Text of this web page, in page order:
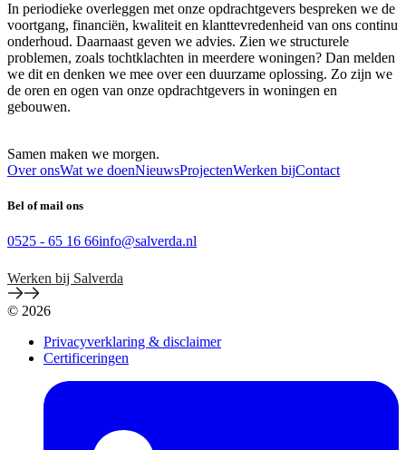
In periodieke overleggen met onze opdrachtgevers bespreken we de
voortgang, financiën, kwaliteit en klanttevredenheid van ons continu
onderhoud. Daarnaast geven we advies. Zien we structurele
problemen, zoals tochtklachten in meerdere woningen? Dan melden
we dit en denken we mee over een duurzame oplossing. Zo zijn we
de oren en ogen van onze opdrachtgevers in woningen en
gebouwen.
Samen maken we morgen.
Over onsWat we doenNieuwsProjectenWerken bijContact
Bel of mail ons
0525 - 65 16 66info@salverda.nl
Werken bij Salverda
© 2026
Privacyverklaring & disclaimer
Certificeringen